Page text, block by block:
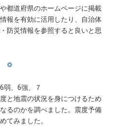
都道府県のホームページに掲載
報を有効に活用したり、自治体
防災情報を参照すると良いと思
弱、6強、７
と地震の状況を身につけるため
るのかを調べました。震度予備
てみました。